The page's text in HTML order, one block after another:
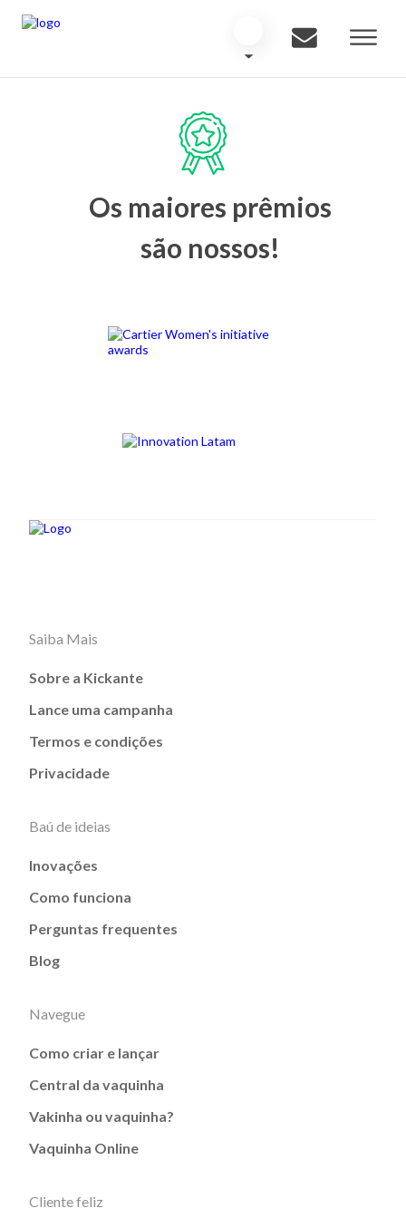
Os maiores prêmios
são nossos!
Saiba Mais
Sobre a Kickante
Lance uma campanha
Termos e condições
Privacidade
Baú de ideias
Inovações
Como funciona
Perguntas frequentes
Blog
Navegue
Como criar e lançar
Central da vaquinha
Vakinha ou vaquinha?
Vaquinha Online
Cliente feliz